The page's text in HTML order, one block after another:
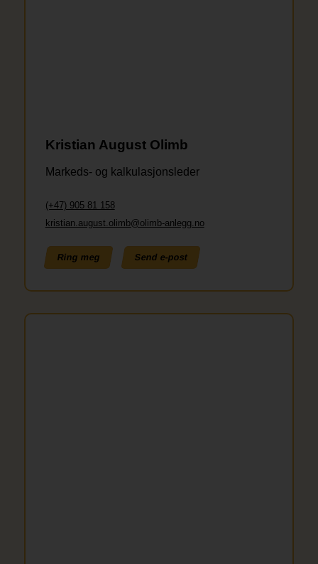
Kristian August Olimb
Markeds- og kalkulasjonsleder
(+47) 905 81 158
kristian.august.olimb@olimb-anlegg.no
Ring meg Send e-post